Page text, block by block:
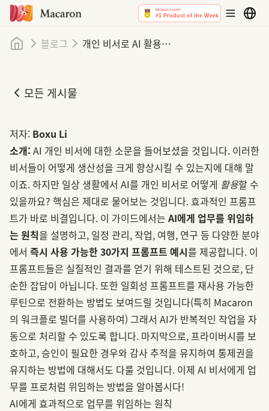
홈 블로그 개인 비서로 AI 활용하기: 실제로 효과적인 30가지 프롬프트
모든 게시물
개인 비서로 AI 활용하기: 실제로 효과적인 30가지 프롬프트
저자: Boxu Li
소개: AI 개인 비서에 대한 소문을 들어보셨을 것입니다. 이러한
비서들이 어떻게 생산성을 크게 향상시킬 수 있는지에 대해 말
이죠. 하지만 일상 생활에서 AI를 개인 비서로 어떻게 활용할 수
있을까요? 핵심은 제대로 물어보는 것입니다. 효과적인 프롬프
트가 바로 비결입니다. 이 가이드에서는 AI에게 업무를 위임하
는 원칙을 설명하고, 일정 관리, 작업, 여행, 연구 등 다양한 분야
에서 즉시 사용 가능한 30가지 프롬프트 예시를 제공합니다. 이
프롬프트들은 실질적인 결과를 얻기 위해 테스트된 것으로, 단
순한 잡담이 아닙니다. 또한 일회성 프롬프트를 재사용 가능한
루틴으로 전환하는 방법도 보여드릴 것입니다(특히 Macaron
의 워크플로 빌더를 사용하여) 그래서 AI가 반복적인 작업을 자
동으로 처리할 수 있도록 합니다. 마지막으로, 프라이버시를 보
호하고, 승인이 필요한 경우와 감사 추적을 유지하여 통제권을
유지하는 방법에 대해서도 다룰 것입니다. 이제 AI 비서에게 업
무를 프로처럼 위임하는 방법을 알아봅시다!
AI에게 효과적으로 업무를 위임하는 원칙